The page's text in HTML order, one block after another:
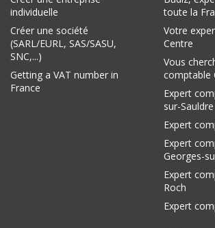
individuelle
Créer une société
(SARL/EURL, SAS/SASU,
SNC,...)
Getting a VAT number in
France
toute la
Votre
Centre
Vous
comptable
Expert
sur-Sauldre
Expert
Expert
Georges-
Expert
Roch
Expert